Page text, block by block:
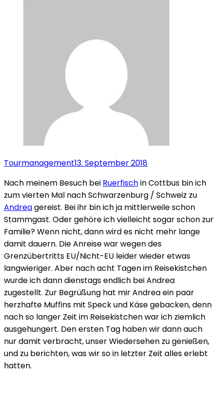
Tourmanagement13. September 2018
Nach meinem Besuch bei Ruerfischin Cottbus bin ich
zum vierten Mal nach Schwarzenburg / Schweiz zu
Andreagereist. Bei ihr bin ich ja mittlerweile schon
Stammgast. Oder gehöre ich vielleicht sogar schon zur
Familie? Wenn nicht, dann wird es nicht mehr lange
damit dauern. Die Anreise war wegen des
Grenzübertritts EU/Nicht-EU leider wieder etwas
langwieriger. Aber nach acht Tagen im Reisekistchen
wurde ich dann dienstags endlich bei Andrea
zugestellt. Zur Begrüßung hat mir Andrea ein paar
herzhafte Muffins mit Speck und Käse gebacken, denn
nach so langer Zeit im Reisekistchen war ich ziemlich
ausgehungert. Den ersten Tag haben wir dann auch
nur damit verbracht, unser Wiedersehen zu genießen,
und zu berichten, was wir so in letzter Zeit alles erlebt
hatten.